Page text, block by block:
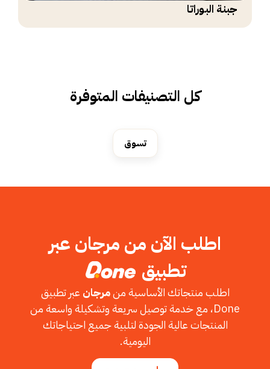
جبنة البوراتا
كل التصنيفات المتوفرة
تسوق
اطلب الآن من مرجان عبر
تطبيق
اطلب منتجاتك الأساسية منمرجانعبر تطبيق
Done، مع خدمة توصيل سريعة وتشكيلة واسعة من
المنتجات عالية الجودة لتلبية جميع احتياجاتك
اليومية.